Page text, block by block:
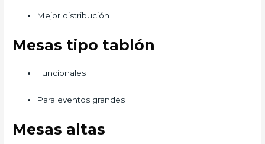
Mejor distribución
Mesas tipo tablón
Funcionales
Para eventos grandes
Mesas altas